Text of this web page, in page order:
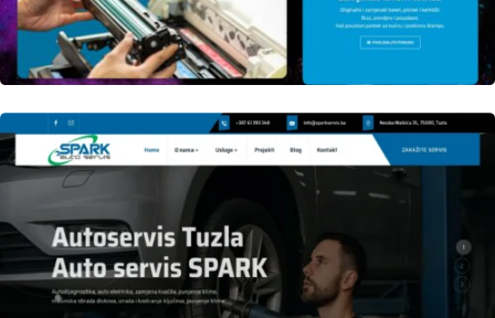
AuthorlauferDate